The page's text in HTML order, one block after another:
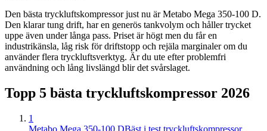
Den bästa tryckluftskompressor just nu är Metabo Mega 350-100 D.
Den klarar tung drift, har en generös tankvolym och håller trycket
uppe även under långa pass. Priset är högt men du får en
industrikänsla, låg risk för driftstopp och rejäla marginaler om du
använder flera tryckluftsverktyg. Är du ute efter problemfri
användning och lång livslängd blir det svårslaget.
Topp 5 bästa tryckluftskompressor 2026
1
Metabo Mega 350-100 DBäst i test tryckluftskompressor